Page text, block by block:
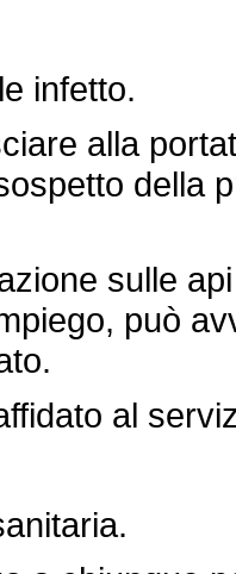
infetto.
alla
della
sulle api
può
al